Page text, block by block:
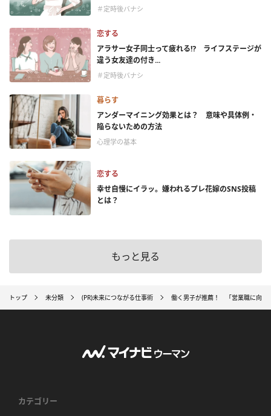
＃定時後バナシ
恋する
アラサー女子同士って疲れる⁉ ライフステージが
違う女友達の付き...
＃定時後バナシ
暮らす
アンダーマイニング効果とは？ 意味や具体例・
陥らないための方法
心理学の基本
恋する
幸せ自慢にイラッ。嫌われるプレ花嫁のSNS投稿
とは？
もっと見る
トップ 未分類 (PR)未来につながる仕事術 働く男子が推薦！ 「営業職に向い
カテゴリー